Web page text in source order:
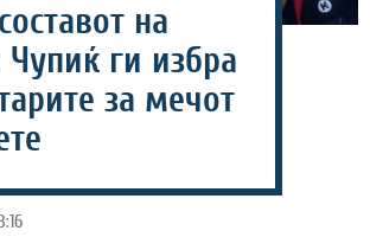
на
Чупиќ ги избра
за мечот